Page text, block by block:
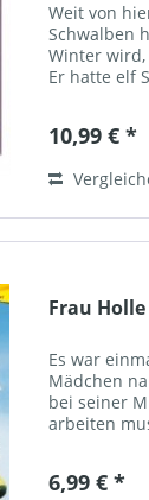
Weit von
Schwalben
Winter
Er hatte elf
Als der
10,99 € *
Frau Holle
Es war
Mädchen
bei seiner
arbeiten
sie
6,99 € *